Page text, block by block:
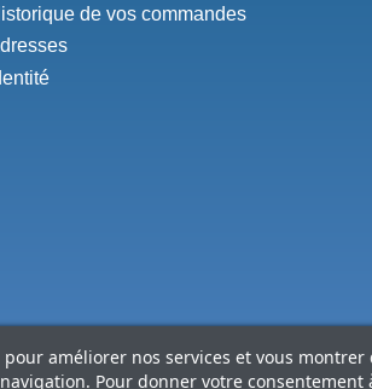
de vos commandes
améliorer nos services et vous
Pour donner votre consentement